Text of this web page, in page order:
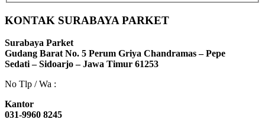
KONTAK SURABAYA PARKET
Surabaya Parket
Gudang Barat No. 5 Perum Griya Chandramas – Pepe
Sedati – Sidoarjo – Jawa Timur 61253
No Tlp / Wa :
Kantor
031-9960 8245